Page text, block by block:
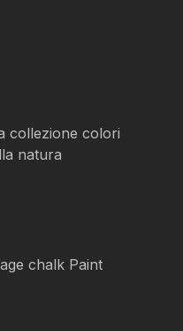
collezione colori
natura
chalk Paint